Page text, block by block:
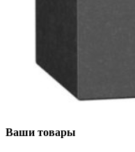
Ваши товары